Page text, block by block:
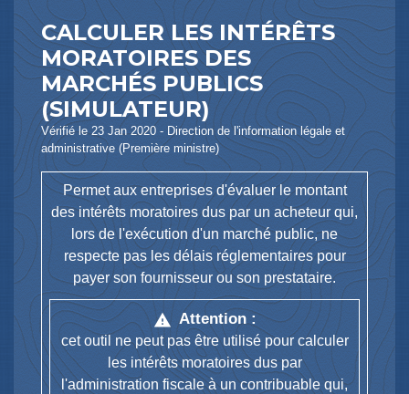
CALCULER LES INTÉRÊTS
MORATOIRES DES
MARCHÉS PUBLICS
(SIMULATEUR)
Vérifié le 23 Jan 2020 - Direction de l'information légale et
administrative (Première ministre)
Permet aux entreprises d'évaluer le montant
des intérêts moratoires dus par un acheteur qui,
lors de l'exécution d'un marché public, ne
respecte pas les délais réglementaires pour
payer son fournisseur ou son prestataire.
warning Attention :
cet outil ne peut pas être utilisé pour calculer
les intérêts moratoires dus par
l'administration fiscale à un contribuable qui,